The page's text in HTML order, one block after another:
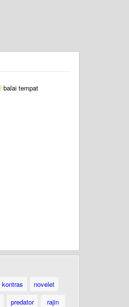
balai tempat
kontras
novelet
predator
rajin